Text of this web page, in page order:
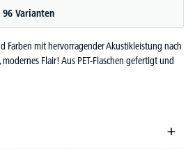
96 Varianten
Farben mit hervorragender Akustikleistung nach
Flair! Aus PET-Flaschen gefertigt und